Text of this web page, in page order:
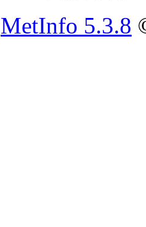
MetInfo 5.3.8